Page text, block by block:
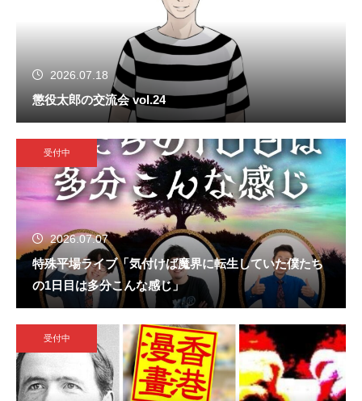
2026.07.18
懲役太郎の交流会 vol.24
受付中
2026.07.07
特殊平場ライブ「気付けば魔界に転生していた僕たち
の1日目は多分こんな感じ」
受付中